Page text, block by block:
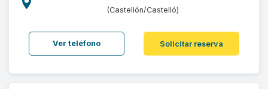
Software para clínicas
Soporte
¿Eres un doctor?
(Castellón/Castelló)
Ver teléfono Solicitar reserva